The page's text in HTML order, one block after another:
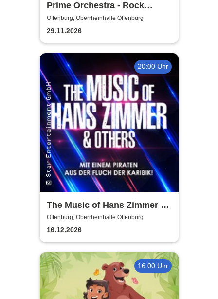
Prime Orchestra - Rock
Sympho Show
Offenburg, Oberrheinhalle Offenburg
29.11.2026
20:00 Uhr
The Music of Hans Zimmer &
Others - A Celebration of Film
Music
Offenburg, Oberrheinhalle Offenburg
16.12.2026
16:00 Uhr